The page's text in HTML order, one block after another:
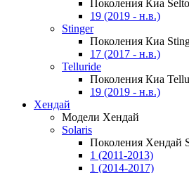
Поколения Киа
19 (2019 - н.в.)
Stinger
Поколения Киа
17 (2017 - н.в.)
Telluride
Поколения Киа
19 (2019 - н.в.)
Хендай
Модели Хендай
Solaris
Поколения Хендай
1 (2011-2013)
1 (2014-2017)